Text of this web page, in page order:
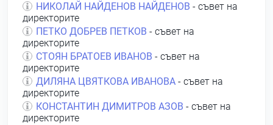
НИКОЛАЙ НАЙДЕНОВ НАЙДЕНОВ - съвет на
директорите
ПЕТКО ДОБРЕВ ПЕТКОВ - съвет на
директорите
СТОЯН БРАТОЕВ ИВАНОВ - съвет на
директорите
ДИЛЯНА ЦВЯТКОВА ИВАНОВА - съвет на
директорите
КОНСТАНТИН ДИМИТРОВ АЗОВ - съвет на
директорите